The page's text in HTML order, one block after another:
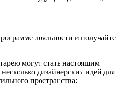
лояльности и получайте
могут стать настоящим
дизайнерских идей для
пространства: